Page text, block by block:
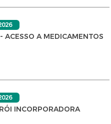
ACESSO A MEDICAMENTOS
INCORPORADORA